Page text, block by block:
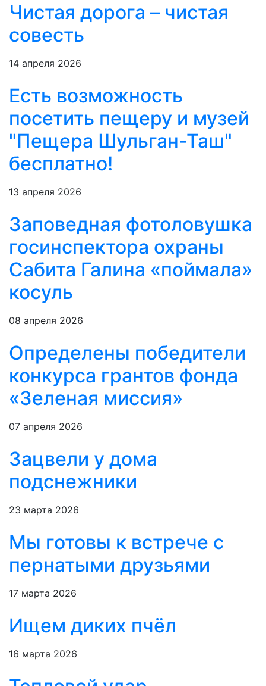
Чистая дорога – чистая
совесть
14 апреля 2026
Есть возможность
посетить пещеру и музей
"Пещера Шульган-Таш"
бесплатно!
13 апреля 2026
Заповедная фотоловушка
госинспектора охраны
Сабита Галина «поймала»
косуль
08 апреля 2026
Определены победители
конкурса грантов фонда
«Зеленая миссия»
07 апреля 2026
Зацвели у дома
подснежники
23 марта 2026
Мы готовы к встрече с
пернатыми друзьями
17 марта 2026
Ищем диких пчёл
16 марта 2026